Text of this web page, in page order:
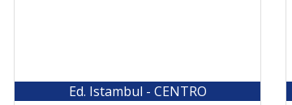
Ed. Istambul - CENTRO